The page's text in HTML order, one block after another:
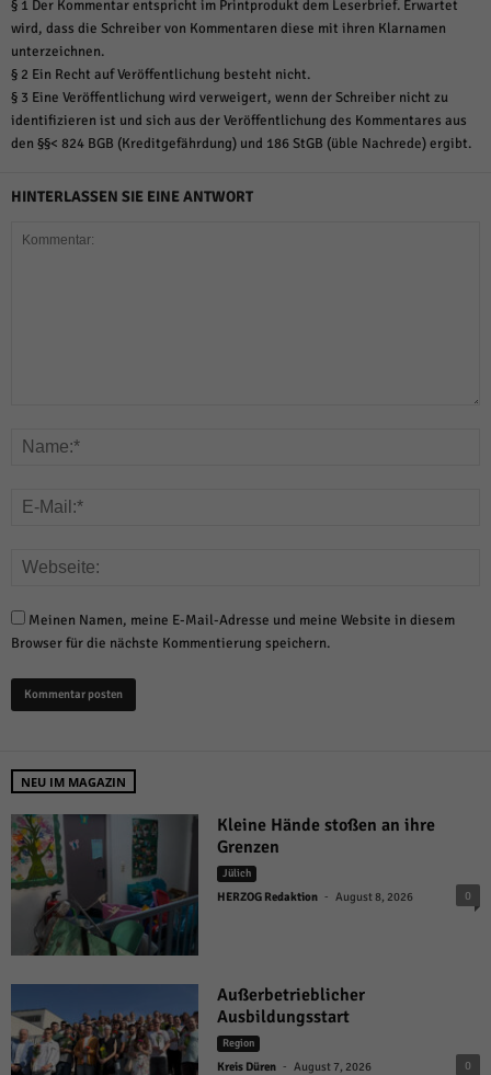
§ 1 Der Kommentar entspricht im Printprodukt dem Leserbrief. Erwartet
wird, dass die Schreiber von Kommentaren diese mit ihren Klarnamen
unterzeichnen.
§ 2 Ein Recht auf Veröffentlichung besteht nicht.
§ 3 Eine Veröffentlichung wird verweigert, wenn der Schreiber nicht zu
identifizieren ist und sich aus der Veröffentlichung des Kommentares aus
den §§< 824 BGB (Kreditgefährdung) und 186 StGB (üble Nachrede) ergibt.
HINTERLASSEN SIE EINE ANTWORT
Meinen Namen, meine E-Mail-Adresse und meine Website in diesem
Browser für die nächste Kommentierung speichern.
NEU IM MAGAZIN
Kleine Hände stoßen an ihre
Grenzen
Jülich
HERZOG Redaktion - August 8, 2026 0
Außerbetrieblicher
Ausbildungsstart
Region
Kreis Düren - August 7, 2026 0